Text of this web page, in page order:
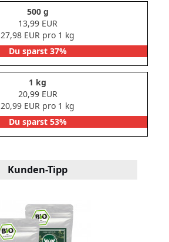
500 g
13,99 EUR
27,98 EUR pro 1 kg
Du sparst 37%
1 kg
20,99 EUR
20,99 EUR pro 1 kg
Du sparst 53%
Kunden-Tipp